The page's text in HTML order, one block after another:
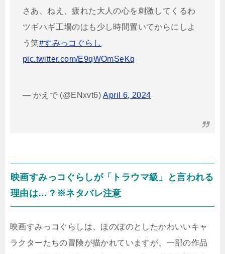
さあ、ねえ、疲れた大人の心を刺激してくるわ
ツギハギ工場のはも少し時間置いてからにしよ
う笑#すみっコぐらし
pic.twitter.com/E9qWOmSeKq
— かえで (@ENxvt6)April 6, 2024
映画すみっコぐらしが「トラウマ級」と言われる
理由は…？※ネタバレ注意
映画すみっコぐらしは、ほのぼのとしたかわいいキャ
ラクターたちの冒険が描かれていますが、一部の作品